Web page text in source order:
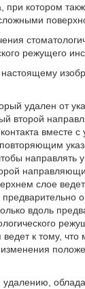
при котором
режущего
удален от
второй
вместе
направлять
слое
вдоль
к тому,